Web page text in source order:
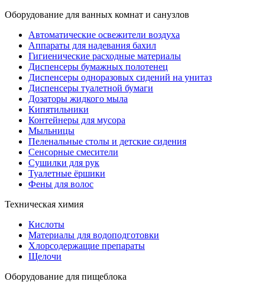
Оборудование для ванных комнат и санузлов
Автоматические освежители воздуха
Аппараты для надевания бахил
Гигиенические расходные материалы
Диспенсеры бумажных полотенец
Диспенсеры одноразовых сидений на унитаз
Диспенсеры туалетной бумаги
Дозаторы жидкого мыла
Кипятильники
Контейнеры для мусора
Мыльницы
Пеленальные столы и детские сидения
Сенсорные смесители
Сушилки для рук
Туалетные ёршики
Фены для волос
Техническая химия
Кислоты
Материалы для водоподготовки
Хлорсодержащие препараты
Щелочи
Оборудование для пищеблока